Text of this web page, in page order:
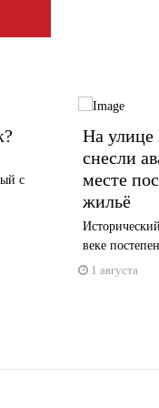
с
На улице
снесли
месте
жильё
веке
1 августа